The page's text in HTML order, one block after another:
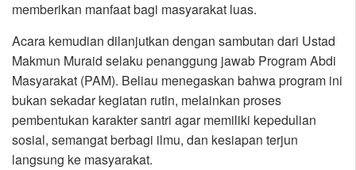
memberikan manfaat bagi masyarakat luas.
Acara kemudian dilanjutkan dengan sambutan dari Ustad
Makmun Muraid selaku penanggung jawab Program Abdi
Masyarakat (PAM). Beliau menegaskan bahwa program ini
bukan sekadar kegiatan rutin, melainkan proses
pembentukan karakter santri agar memiliki kepedulian
sosial, semangat berbagi ilmu, dan kesiapan terjun
langsung ke masyarakat.